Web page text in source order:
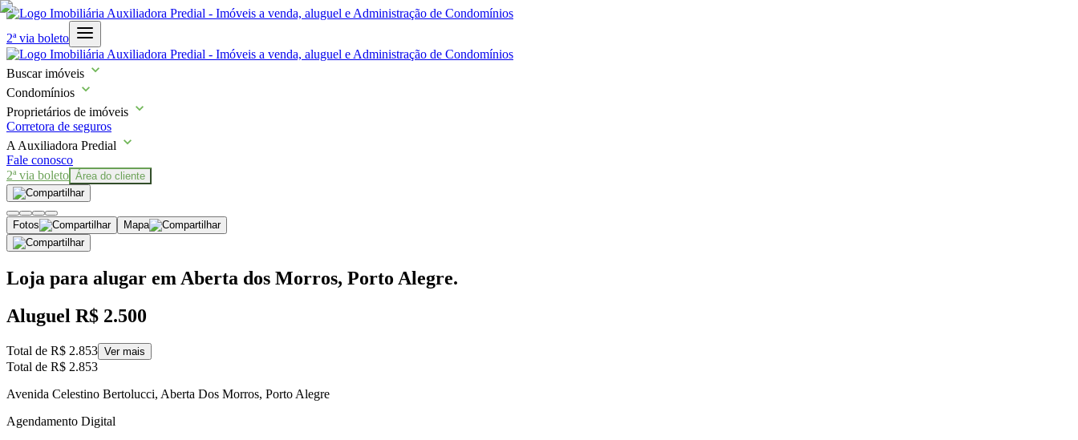
2ª via boleto
Buscar imóveis
Condomínios
Proprietários de imóveis
Corretora de seguros
A Auxiliadora Predial
Fale conosco
2ª via boleto Área do cliente
Fotos Mapa
Loja para alugar em Aberta dos Morros, Porto Alegre.
Aluguel R$ 2.500
Total de R$ 2.853 Ver mais
Total de R$ 2.853
Avenida Celestino Bertolucci, Aberta Dos Morros, Porto Alegre
Agendamento Digital